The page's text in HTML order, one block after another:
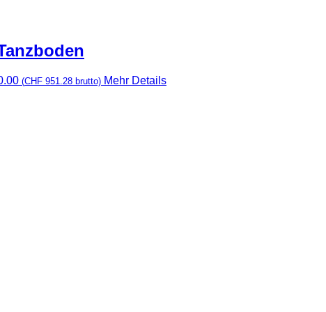
(CHF 951.28 brutto) Mehr Details